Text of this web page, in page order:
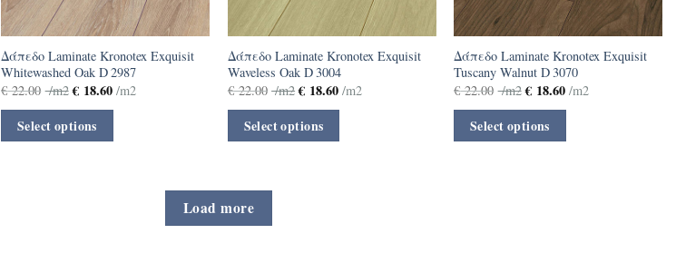
Δάπεδο Laminate Kronotex Exquisit
Whitewashed Oak D 2987
€22.00 /m2 €18.60/m2
Select options
Δάπεδο Laminate Kronotex Exquisit
Waveless Oak D 3004
€22.00 /m2 € 18.60 /m2
Select options
Δάπεδο Laminate Kronotex Exquisit
Tuscany Walnut D 3070
€22.00 /m2 €18.60/m2
Select options
Load more